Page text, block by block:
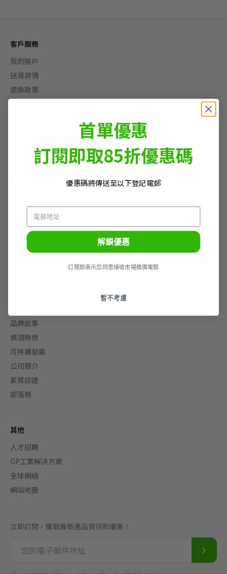
客戶服務
我的賬戶
送貨詳情
退換政策
充電池及充電器
特種電池
電筒及頭燈
品牌故事
獎項殊榮
可持續發展
公司簡介
素質認證
部落格
其他
人才招聘
GP工業解決方案
全球網絡
網站地圖
立即訂閱，獲取最新產品資訊和優惠！
首單優惠
訂閱即取85折優惠碼
優惠碼將傳送至以下登記電郵
解鎖優惠
訂閲即表示您同意接收市場推廣電郵
暫不考慮